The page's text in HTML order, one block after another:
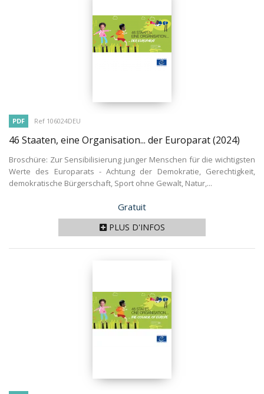
PDF Ref 106024DEU
46 Staaten, eine Organisation... der Europarat(2024)
Broschüre: Zur Sensibilisierung junger Menschen für die wichtigsten
Werte des Europarats - Achtung der Demokratie, Gerechtigkeit,
demokratische Bürgerschaft, Sport ohne Gewalt, Natur,...
Prix
Gratuit
PLUS D'INFOS